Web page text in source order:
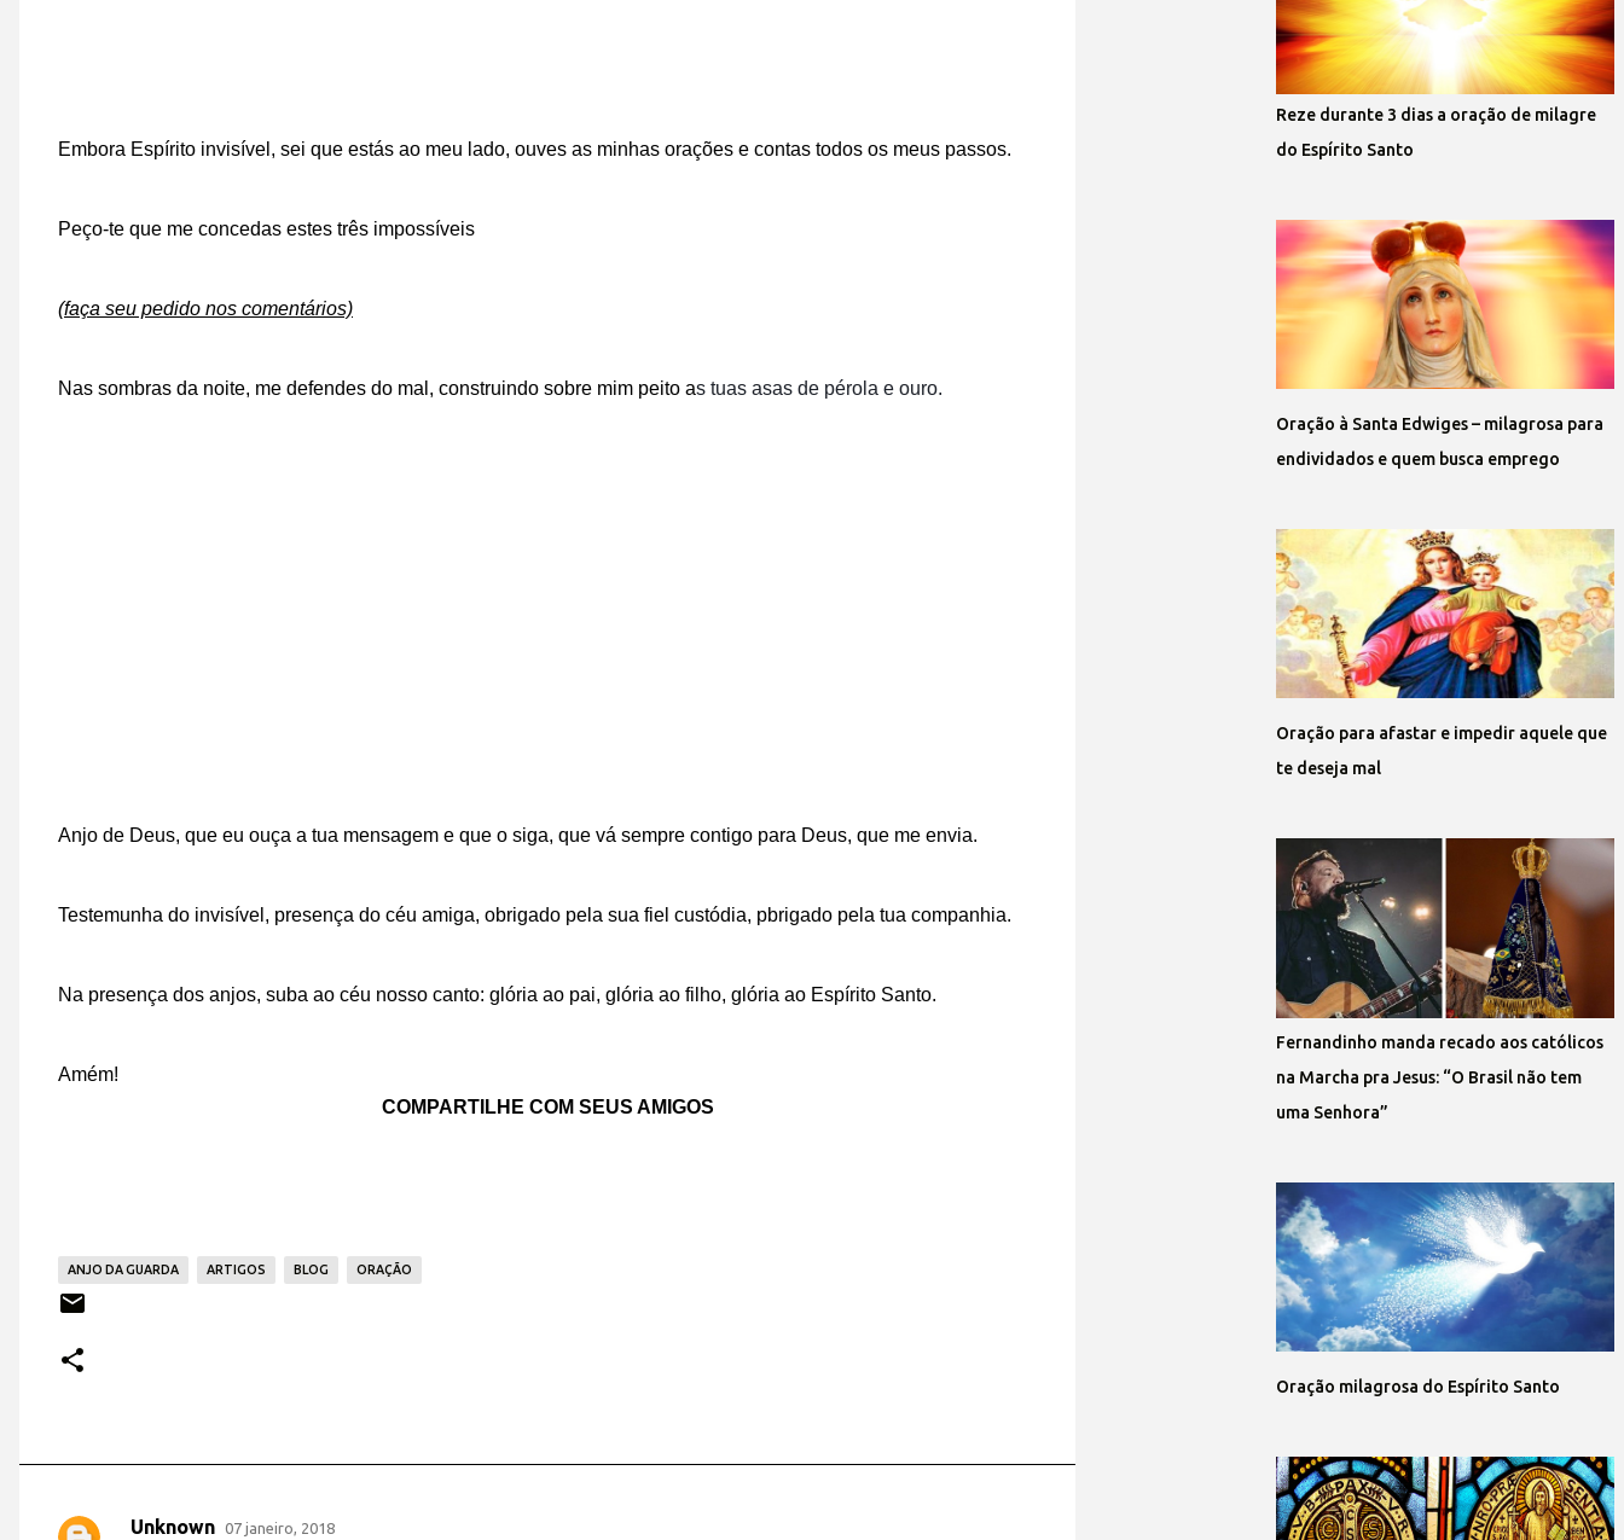
Embora Espírito invisível, sei que estás ao meu lado, ouves as minhas orações e contas todos os meus passos.
Peço-te que me concedas estes três impossíveis
(faça seu pedido nos comentários)
Nas sombras da noite, me defendes do mal, construindo sobre mim peito as tuas asas de pérola e ouro.
Anjo de Deus, que eu ouça a tua mensagem e que o siga, que vá sempre contigo para Deus, que me envia.
Testemunha do invisível, presença do céu amiga, obrigado pela sua fiel custódia, pbrigado pela tua companhia.
Na presença dos anjos, suba ao céu nosso canto: glória ao pai, glória ao filho, glória ao Espírito Santo.
Amém!
COMPARTILHE COM SEUS AMIGOS
ANJO DA GUARDA ARTIGOS BLOG ORAÇÃO
Unknown 07 janeiro, 2018
Reze durante 3 dias a oração de milagre
do Espírito Santo
Oração à Santa Edwiges – milagrosa para
endividados e quem busca emprego
Oração para afastar e impedir aquele que
te deseja mal
Fernandinho manda recado aos católicos
na Marcha pra Jesus: “O Brasil não tem
uma Senhora”
Oração milagrosa do Espírito Santo